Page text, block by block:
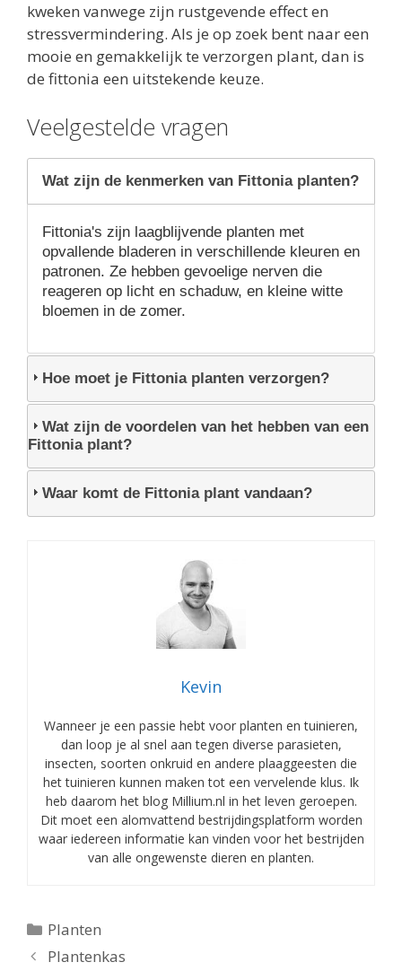
kweken vanwege zijn rustgevende effect en
stressvermindering. Als je op zoek bent naar een
mooie en gemakkelijk te verzorgen plant, dan is
de fittonia een uitstekende keuze.
Veelgestelde vragen
Wat zijn de kenmerken van Fittonia planten?
Fittonia's zijn laagblijvende planten met
opvallende bladeren in verschillende kleuren en
patronen. Ze hebben gevoelige nerven die
reageren op licht en schaduw, en kleine witte
bloemen in de zomer.
Hoe moet je Fittonia planten verzorgen?
Wat zijn de voordelen van het hebben van een
Fittonia plant?
Waar komt de Fittonia plant vandaan?
Kevin
Wanneer je een passie hebt voor planten en tuinieren,
dan loop je al snel aan tegen diverse parasieten,
insecten, soorten onkruid en andere plaaggeesten die
het tuinieren kunnen maken tot een vervelende klus. Ik
heb daarom het blog Millium.nl in het leven geroepen.
Dit moet een alomvattend bestrijdingsplatform worden
waar iedereen informatie kan vinden voor het bestrijden
van alle ongewenste dieren en planten.
Categorieën
Planten
Plantenkas